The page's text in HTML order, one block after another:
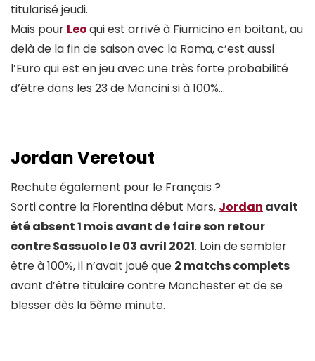
titularisé jeudi.
Mais pour Leoqui est arrivé à Fiumicino en boitant, au
delà de la fin de saison avec la Roma, c’est aussi
l’Euro qui est en jeu avec une très forte probabilité
d’être dans les 23 de Mancini si à 100%…
Jordan Veretout
Rechute également pour le Français ?
Sorti contre la Fiorentina début Mars, Jordan avait
été absent 1 mois avant de faire son retour
contre Sassuolo le 03 avril 2021. Loin de sembler
être à 100%, il n’avait joué que 2 matchs complets
avant d’être titulaire contre Manchester et de se
blesser dès la 5ème minute.